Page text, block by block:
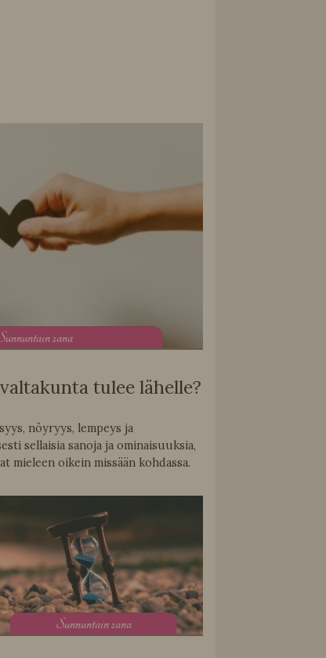
unnuntain sana
tulee lähelle?
nöyryys, lempeys ja
sellaisia sanoja ja ominaisuuksia,
mieleen oikein missään kohdassa.
Sunnuntain sana